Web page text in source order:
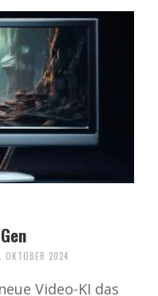
OKTOBER 2024
Video-KI das